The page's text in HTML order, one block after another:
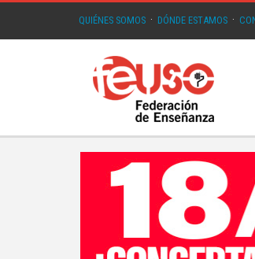
QUIÉNES SOMOS · DÓNDE ESTAMOS ·